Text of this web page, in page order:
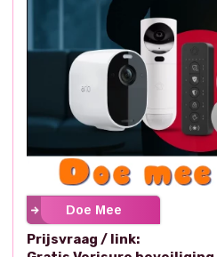
Doe Mee
Prijsvraag / link: